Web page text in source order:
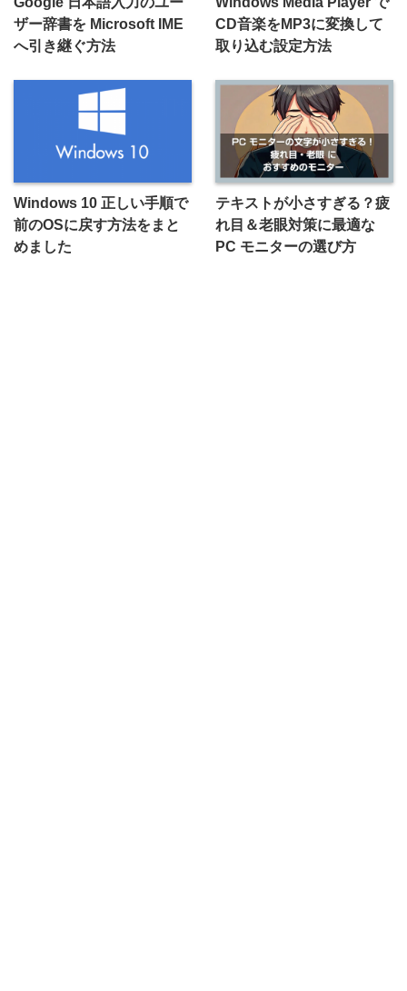
ザー辞書を Microsoft IME
へ引き継ぐ方法
CD音楽をMP3に変換して
取り込む設定方法
Windows 10 正しい手順で
前のOSに戻す方法をまと
めました
テキストが小さすぎる？疲
れ目＆老眼対策に最適な
PC モニターの選び方